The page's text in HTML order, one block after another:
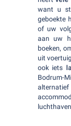
want u
geboekte
of uw
aan uw
boeken,
uit
ook iets
Bodrum-